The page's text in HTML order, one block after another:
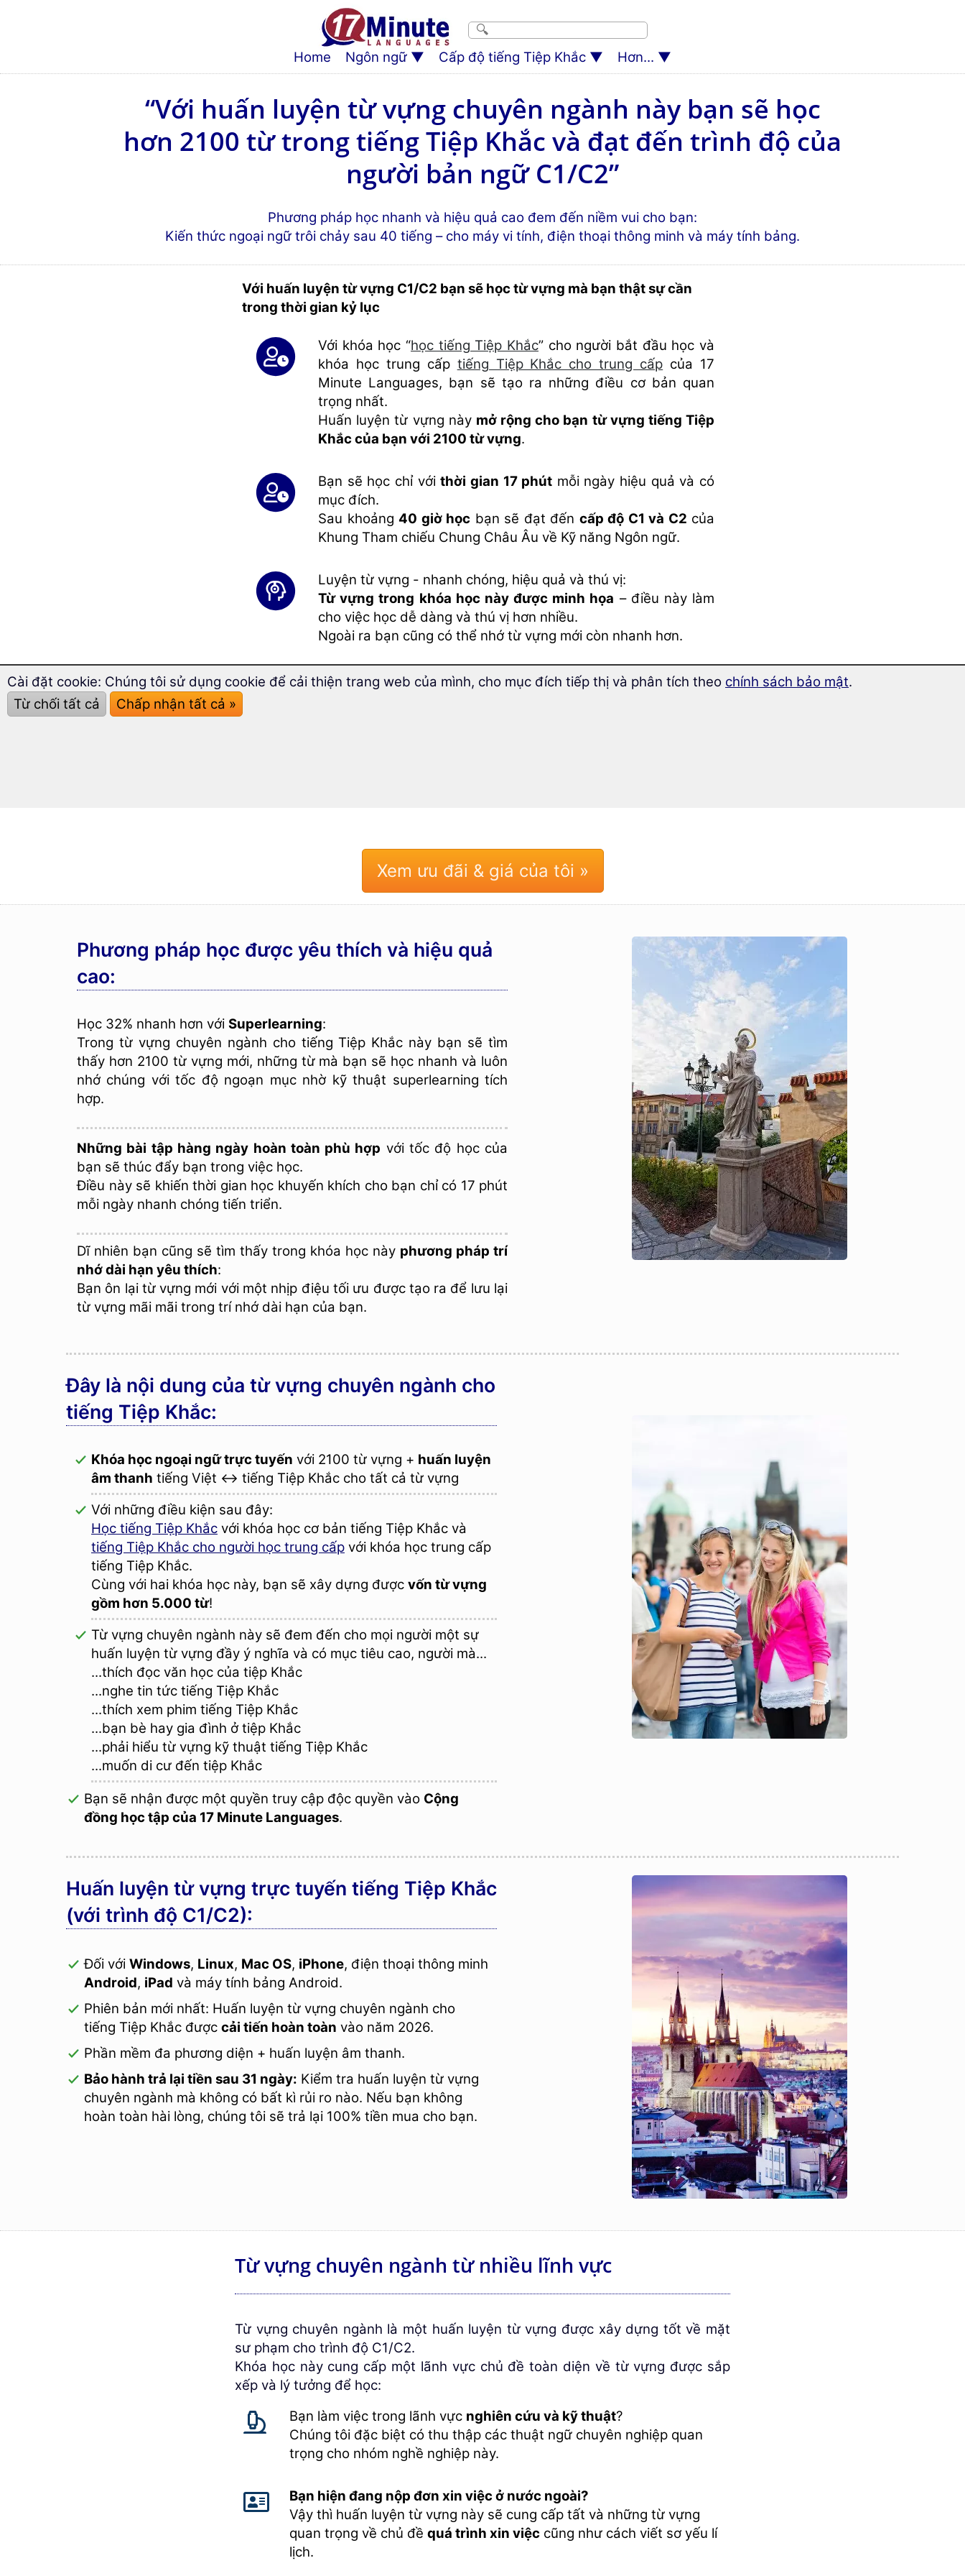
Home Ngôn ngữ Cấp độ tiếng Tiệp Khắc Hơn...
“Với huấn luyện từ vựng chuyên ngành này bạn sẽ học
hơn 2100 từ trong tiếng Tiệp Khắc và đạt đến trình độ của
người bản ngữ C1/C2”
Phương pháp học nhanh và hiệu quả cao đem đến niềm vui cho bạn:
Kiến thức ngoại ngữ trôi chảy sau 40 tiếng – cho máy vi tính, điện thoại thông minh và máy tính bảng.
Với huấn luyện từ vựng C1/C2 bạn sẽ học từ vựng mà bạn thật sự cần
trong thời gian kỷ lục
Với khóa học “học tiếng Tiệp Khắc” cho người bắt đầu học và
khóa học trung cấp tiếng Tiệp Khắc cho trung cấp của 17
Minute Languages, bạn sẽ tạo ra những điều cơ bản quan
trọng nhất.
Huấn luyện từ vựng này mở rộng cho bạn từ vựng tiếng Tiệp
Khắc của bạn với 2100 từ vựng.
Bạn sẽ học chỉ vớithời gian 17 phút mỗi ngày hiệu quả và có
mục đích.
Sau khoảng 40 giờ học bạn sẽ đạt đến cấp độ C1 và C2 của
Khung Tham chiếu Chung Châu Âu về Kỹ năng Ngôn ngữ.
Luyện từ vựng - nhanh chóng, hiệu quả và thú vị:
Từ vựng trong khóa học này được minh họa – điều này làm
cho việc học dễ dàng và thú vị hơn nhiều.
Ngoài ra bạn cũng có thể nhớ từ vựng mới còn nhanh hơn.
Trong khóa học này bạn sẽ tìm ranhững phương pháp tốt
Xem ưu đãi & giá của tôi »
Phương pháp học được yêu thích và hiệu quả
cao:
Học 32% nhanh hơn với Superlearning:
Trong từ vựng chuyên ngành cho tiếng Tiệp Khắc này bạn sẽ tìm
thấy hơn 2100 từ vựng mới, những từ mà bạn sẽ học nhanh và luôn
nhớ chúng với tốc độ ngoạn mục nhờ kỹ thuật superlearning tích
hợp.
Những bài tập hàng ngày hoàn toàn phù hợp với tốc độ học của
bạn sẽ thúc đẩy bạn trong việc học.
Điều này sẽ khiến thời gian học khuyến khích cho bạn chỉ có 17 phút
mỗi ngày nhanh chóng tiến triển.
Dĩ nhiên bạn cũng sẽ tìm thấy trong khóa học này phương pháp trí
nhớ dài hạn yêu thích:
Bạn ôn lại từ vựng mới với một nhịp điệu tối ưu được tạo ra để lưu lại
từ vựng mãi mãi trong trí nhớ dài hạn của bạn.
Đây là nội dung của từ vựng chuyên ngành cho
tiếng Tiệp Khắc:
Khóa học ngoại ngữ trực tuyến với 2100 từ vựng + huấn luyện
âm thanh tiếng Việt ↔ tiếng Tiệp Khắc cho tất cả từ vựng
Với những điều kiện sau đây:
Học tiếng Tiệp Khắc với khóa học cơ bản tiếng Tiệp Khắc và
tiếng Tiệp Khắc cho người học trung cấp với khóa học trung cấp
tiếng Tiệp Khắc.
Cùng với hai khóa học này, bạn sẽ xây dựng được vốn từ vựng
gồm hơn 5.000 từ!
Từ vựng chuyên ngành này sẽ đem đến cho mọi người một sự
huấn luyện từ vựng đầy ý nghĩa và có mục tiêu cao, người mà...
...thích đọc văn học của tiệp Khắc
...nghe tin tức tiếng Tiệp Khắc
...thích xem phim tiếng Tiệp Khắc
...bạn bè hay gia đình ở tiệp Khắc
...phải hiểu từ vựng kỹ thuật tiếng Tiệp Khắc
...muốn di cư đến tiệp Khắc
Bạn sẽ nhận được một quyền truy cập độc quyền vào Cộng
đồng học tập của 17 Minute Languages.
Huấn luyện từ vựng trực tuyến tiếng Tiệp Khắc
(với trình độ C1/C2):
Đối với Windows, Linux, Mac OS, iPhone, điện thoại thông minh
Android, iPad và máy tính bảng Android.
Phiên bản mới nhất: Huấn luyện từ vựng chuyên ngành cho
tiếng Tiệp Khắc được cải tiến hoàn toàn vào năm 2026.
Phần mềm đa phương diện + huấn luyện âm thanh.
Bảo hành trả lại tiền sau 31 ngày: Kiểm tra huấn luyện từ vựng
chuyên ngành mà không có bất kì rủi ro nào. Nếu bạn không
hoàn toàn hài lòng, chúng tôi sẽ trả lại 100% tiền mua cho bạn.
Từ vựng chuyên ngành từ nhiều lĩnh vực
Từ vựng chuyên ngành là một huấn luyện từ vựng được xây dựng tốt về mặt
sư phạm cho trình độ C1/C2.
Khóa học này cung cấp một lãnh vực chủ đề toàn diện về từ vựng được sắp
xếp và lý tưởng để học:
Bạn làm việc trong lãnh vực nghiên cứu và kỹ thuật?
Chúng tôi đặc biệt có thu thập các thuật ngữ chuyên nghiệp quan
trọng cho nhóm nghề nghiệp này.
Bạn hiện đang nộp đơn xin việc ở nước ngoài?
Vậy thì huấn luyện từ vựng này sẽ cung cấp tất và những từ vựng
quan trọng về chủ đề quá trình xin việc cũng như cách viết sơ yếu lí
lịch.
Cài đặt cookie: Chúng tôi sử dụng cookie để cải thiện trang web của mình, cho mục đích tiếp thị và phân tích theo chính sách bảo mật.
Từ chối tất cả
Chấp nhận tất cả »